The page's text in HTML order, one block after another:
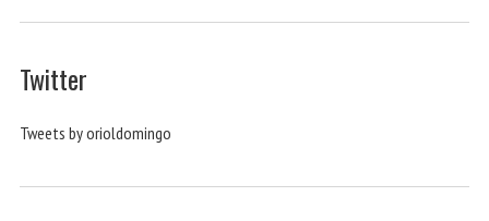
Twitter
Tweets by orioldomingo